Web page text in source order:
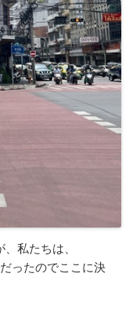
私たちは、
ったのでここに決